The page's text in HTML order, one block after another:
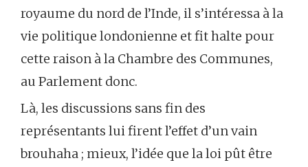
royaume du nord de l’Inde, il s’intéressa à la
vie politique londonienne et fit halte pour
cette raison à la Chambre des Communes,
au Parlement donc.
Là, les discussions sans fin des
représentants lui firent l’effet d’un vain
brouhaha ; mieux, l’idée que la loi pût être